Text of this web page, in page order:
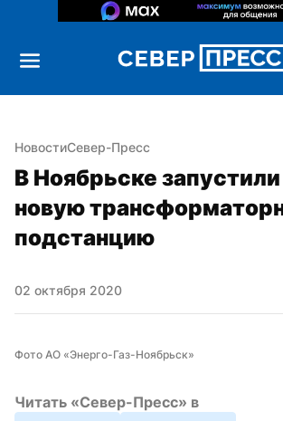
НовостиСевер-Пресс
В Ноябрьске
новую
подстанцию
02 октября 2020
Фото АО «Энерго-Газ-Ноябрьск»
Читать «Север-Пресс» в